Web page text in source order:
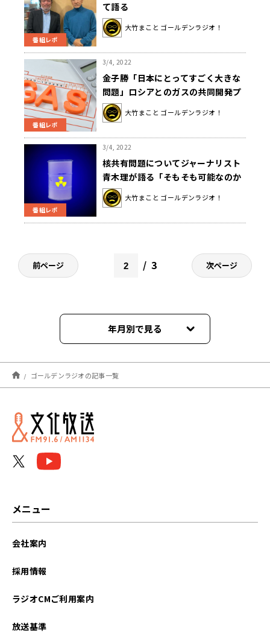
番組レポ
て語る
大竹まこと ゴールデンラジオ！
番組レポ
3/4, 2022
金子勝「日本にとってすごく大きな
問題」ロシアとのガスの共同開発プ
ロジェクトサハリン１・２とは？
大竹まこと ゴールデンラジオ！
番組レポ
3/4, 2022
核共有問題についてジャーナリスト
青木理が語る「そもそも可能なのか
ということが疑問」
大竹まこと ゴールデンラジオ！
前ページ 3 次ページ
年月別で見る
2026年08月
2026年07月
2026年06月
ゴールデンラジオの記事一覧
メニュー
会社案内
採用情報
ラジオCMご利用案内
放送基準